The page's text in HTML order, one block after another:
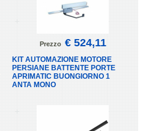
Prezzo € 524,11
KIT AUTOMAZIONE MOTORE
PERSIANE BATTENTE PORTE
APRIMATIC BUONGIORNO 1
ANTA MONO